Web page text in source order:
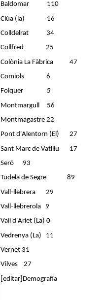
Baldomar 110
Clúa (la) 16
Colldelrat 34
Collfred 25
Colònia La Fàbrica 47
Comiols 6
Folquer 5
Montmargull 56
Montmagastre 22
Pont d'Alentorn (El) 27
Sant Marc de Vatlliu 17
Seró 93
Tudela de Segre 89
Vall-llebrera 29
Vall-llebrerola 9
Vall d'Ariet (La) 0
Vedrenya (La) 11
Vernet 31
Vilves 27
[editar]Demografía